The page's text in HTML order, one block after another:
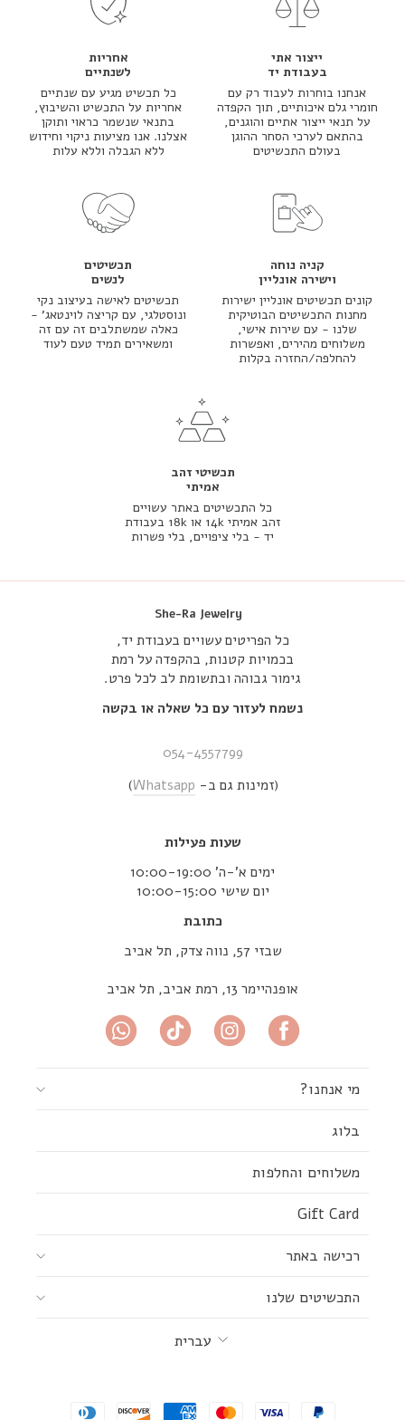
תכשיטים
לנשים
תכשיטים לאישה בעיצוב נקי
ונוסטלגי, עם קריצה לוינטאג' -
כאלה שמשתלבים זה עם זה
ומשאירים תמיד טעם לעוד
תכשיטי זהב
אמיתי
כל התכשיטים באתר עשויים
זהב אמיתי 14k או 18k בעבודת
יד - בלי ציפויים, בלי פשרות
ייצור אתי
בעבודת יד
אנחנו בוחרות לעבוד רק עם
חומרי גלם איכותיים, תוך הקפדה
על תנאי ייצור אתיים והוגנים,
בהתאם לערכי הסחר ההוגן
בעולם התכשיטים
אחריות
לשנתיים
כל תכשיט מגיע עם שנתיים
אחריות על התכשיט והשיבוץ,
בתנאי שנשמר כראוי ותוקן
אצלנו. אנו מציעות ניקוי וחידוש
ללא הגבלה וללא עלות
קניה נוחה
וישירה אונליין
קונים תכשיטים אונליין ישירות
מחנות התכשיטים הבוטיקית
שלנו - עם שירות אישי,
משלוחים מהירים, ואפשרות
להחלפה/החזרה בקלות
She-Ra Jewelry
כל הפריטים עשויים בעבודת יד,
בכמויות קטנות, בהקפדה על רמת
גימור גבוהה ובתשומת לב לכל פרט.
נשמח לעזור עם כל שאלה או בקשה
054-4557799
(זמינות גם ב- Whatsapp
)
שעות פעילות
ימים א’-ה’ 10:00-19:00
יום שישי 10:00-15:00
כתובת
שבזי 57, נווה צדק, תל אביב
אופנהיימר 13, רמת אביב, תל אביב
מי אנחנו?
בלוג
משלוחים והחלפות
Gift Card
רכישה באתר
התכשיטים שלנו
שפהעברית